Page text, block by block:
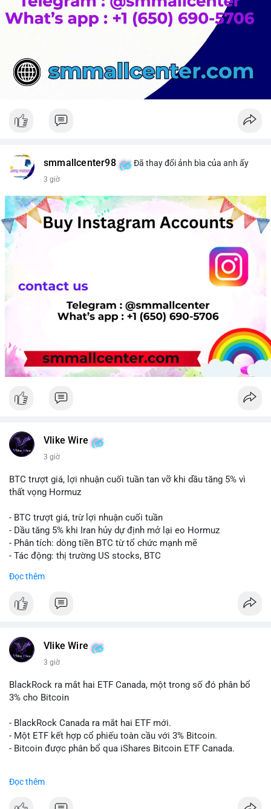
smmallcenter98 Đã thay đổi ảnh bìa của anh ấy
3 giờ
Vlike Wire
3 giờ
BTC trượt giá, lợi nhuận cuối tuần tan vỡ khi dầu tăng 5% vì
thất vọng Hormuz
- BTC trượt giá, trừ lợi nhuận cuối tuần
- Dầu tăng 5% khi Iran hủy dự định mở lại eo Hormuz
- Phân tích: dòng tiền BTC từ tổ chức mạnh mẽ
- Tác động: thị trường US stocks, BTC
#binancesquare
$btc
📰 Nguồn: Cointelegraph
Đọc thêm
Vlike Wire
3 giờ
BlackRock ra mắt hai ETF Canada, một trong số đó phân bổ
3% cho Bitcoin
- BlackRock Canada ra mắt hai ETF mới.
- Một ETF kết hợp cổ phiếu toàn cầu với 3% Bitcoin.
- Bitcoin được phân bổ qua iShares Bitcoin ETF Canada.
Đọc thêm